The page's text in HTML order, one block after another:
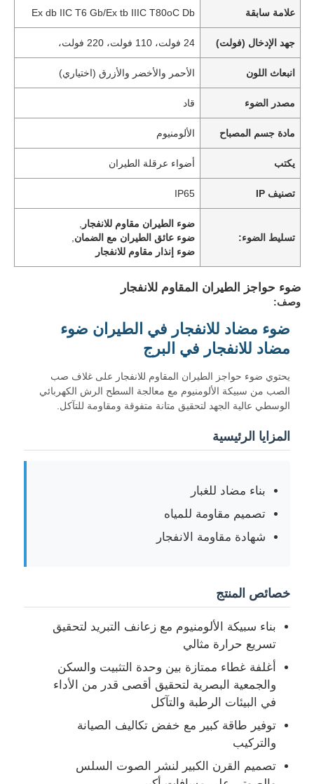
منزل
المنتجات
حول بنا
علامة سابقة Ex db IIC T6 Gb/Ex tb IIIC T80oC Db
جهد الإدخال (فولت) 24 فولت، 110 فولت، 220 فولت،
انبعاث اللون الأحمر والأخضر والأزرق (اختياري)
مصدر الضوء قاد
مادة جسم المصباح الألومنيوم
يكتب أضواء عرقلة الطيران
تصنيف IP IP65
تسليط الضوء:
ضوء الطيران مقاوم للانفجار
ضوء عائق الطيران مع الضمان
ضوء إنذار مقاوم للانفجار
ضوء حواجز الطيران المقاوم للانفجار
وصف:
ضوء مضاد للانفجار في الطيران ضوء
مضاد للانفجار في البرج
يحتوي ضوء حواجز الطيران المقاوم للانفجار على غلاف صب
الصب من سبيكة الألومنيوم مع معالجة السطح الرش الكهربائي
الوسطي عالية الجهد لتحقيق متانة متفوقة ومقاومة للتآكل.
المزايا الرئيسية
بناء مضاد للغبار
تصميم مقاومة للمياه
شهادة مقاومة الانفجار
خصائص المنتج
بناء سبيكة الألومنيوم مع زعانف التبريد لتحقيق
تسريع حرارة مثالي
أغلفة غطاء ممتازة بين وحدة التثبيت والسكن
والجمعية البصرية لتحقيق أقصى قدر من الأداء
في البيئات الرطبة والتآكل
توفير طاقة كبير مع خفض تكاليف الصيانة
والتركيب
تصميم القرن الكبير لنشر الصوت السلس